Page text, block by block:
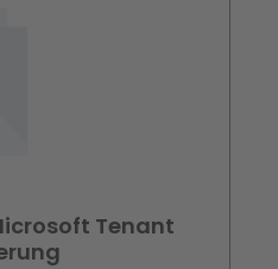
Tenant